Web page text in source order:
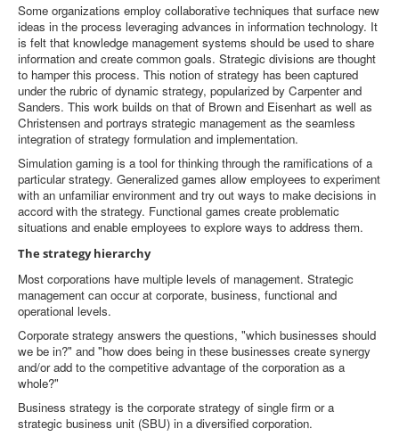
Some organizations employ collaborative techniques that surface new
ideas in the process leveraging advances in information technology. It
is felt that knowledge management systems should be used to share
information and create common goals. Strategic divisions are thought
to hamper this process. This notion of strategy has been captured
under the rubric of dynamic strategy, popularized by Carpenter and
Sanders. This work builds on that of Brown and Eisenhart as well as
Christensen and portrays strategic management as the seamless
integration of strategy formulation and implementation.
Simulation gaming is a tool for thinking through the ramifications of a
particular strategy. Generalized games allow employees to experiment
with an unfamiliar environment and try out ways to make decisions in
accord with the strategy. Functional games create problematic
situations and enable employees to explore ways to address them.
The strategy hierarchy
Most corporations have multiple levels of management. Strategic
management can occur at corporate, business, functional and
operational levels.
Corporate strategy answers the questions, "which businesses should
we be in?" and "how does being in these businesses create synergy
and/or add to the competitive advantage of the corporation as a
whole?"
Business strategy is the corporate strategy of single firm or a
strategic business unit (SBU) in a diversified corporation.